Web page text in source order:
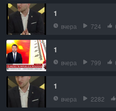
1
вчера 724
1
вчера 799
1
вчера 2282